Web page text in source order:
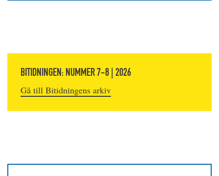
BITIDNINGEN: NUMMER 7-8 | 2026
Gå till Bitidningens arkiv